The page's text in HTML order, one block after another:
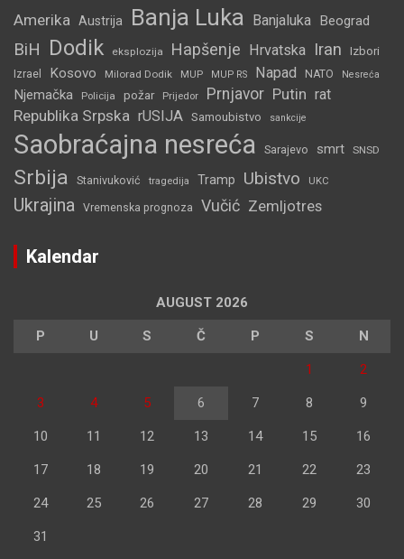
Amerika Austrija Banja Luka Banjaluka Beograd
BiH Dodik eksplozija Hapšenje Hrvatska Iran Izbori
Izrael Kosovo Milorad Dodik MUP MUP RS Napad NATO Nesreća
Njemačka Policija požar Prijedor Prnjavor Putin rat
Republika Srpska rUSIJA Samoubistvo sankcije
Saobraćajna nesreća Sarajevo smrt SNSD
Srbija Stanivuković tragedija Tramp Ubistvo UKC
Ukrajina Vremenska prognoza Vučić Zemljotres
Kalendar
AUGUST 2026
P U S Č P S N
1 2
3 4 5 6 7 8 9
10 11 12 13 14 15 16
17 18 19 20 21 22 23
24 25 26 27 28 29 30
31